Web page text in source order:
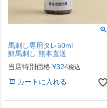
馬刺し専用タレ50ml
鮮馬刺し 熊本直送
当店特別価格 ¥324税込
カートに入れる